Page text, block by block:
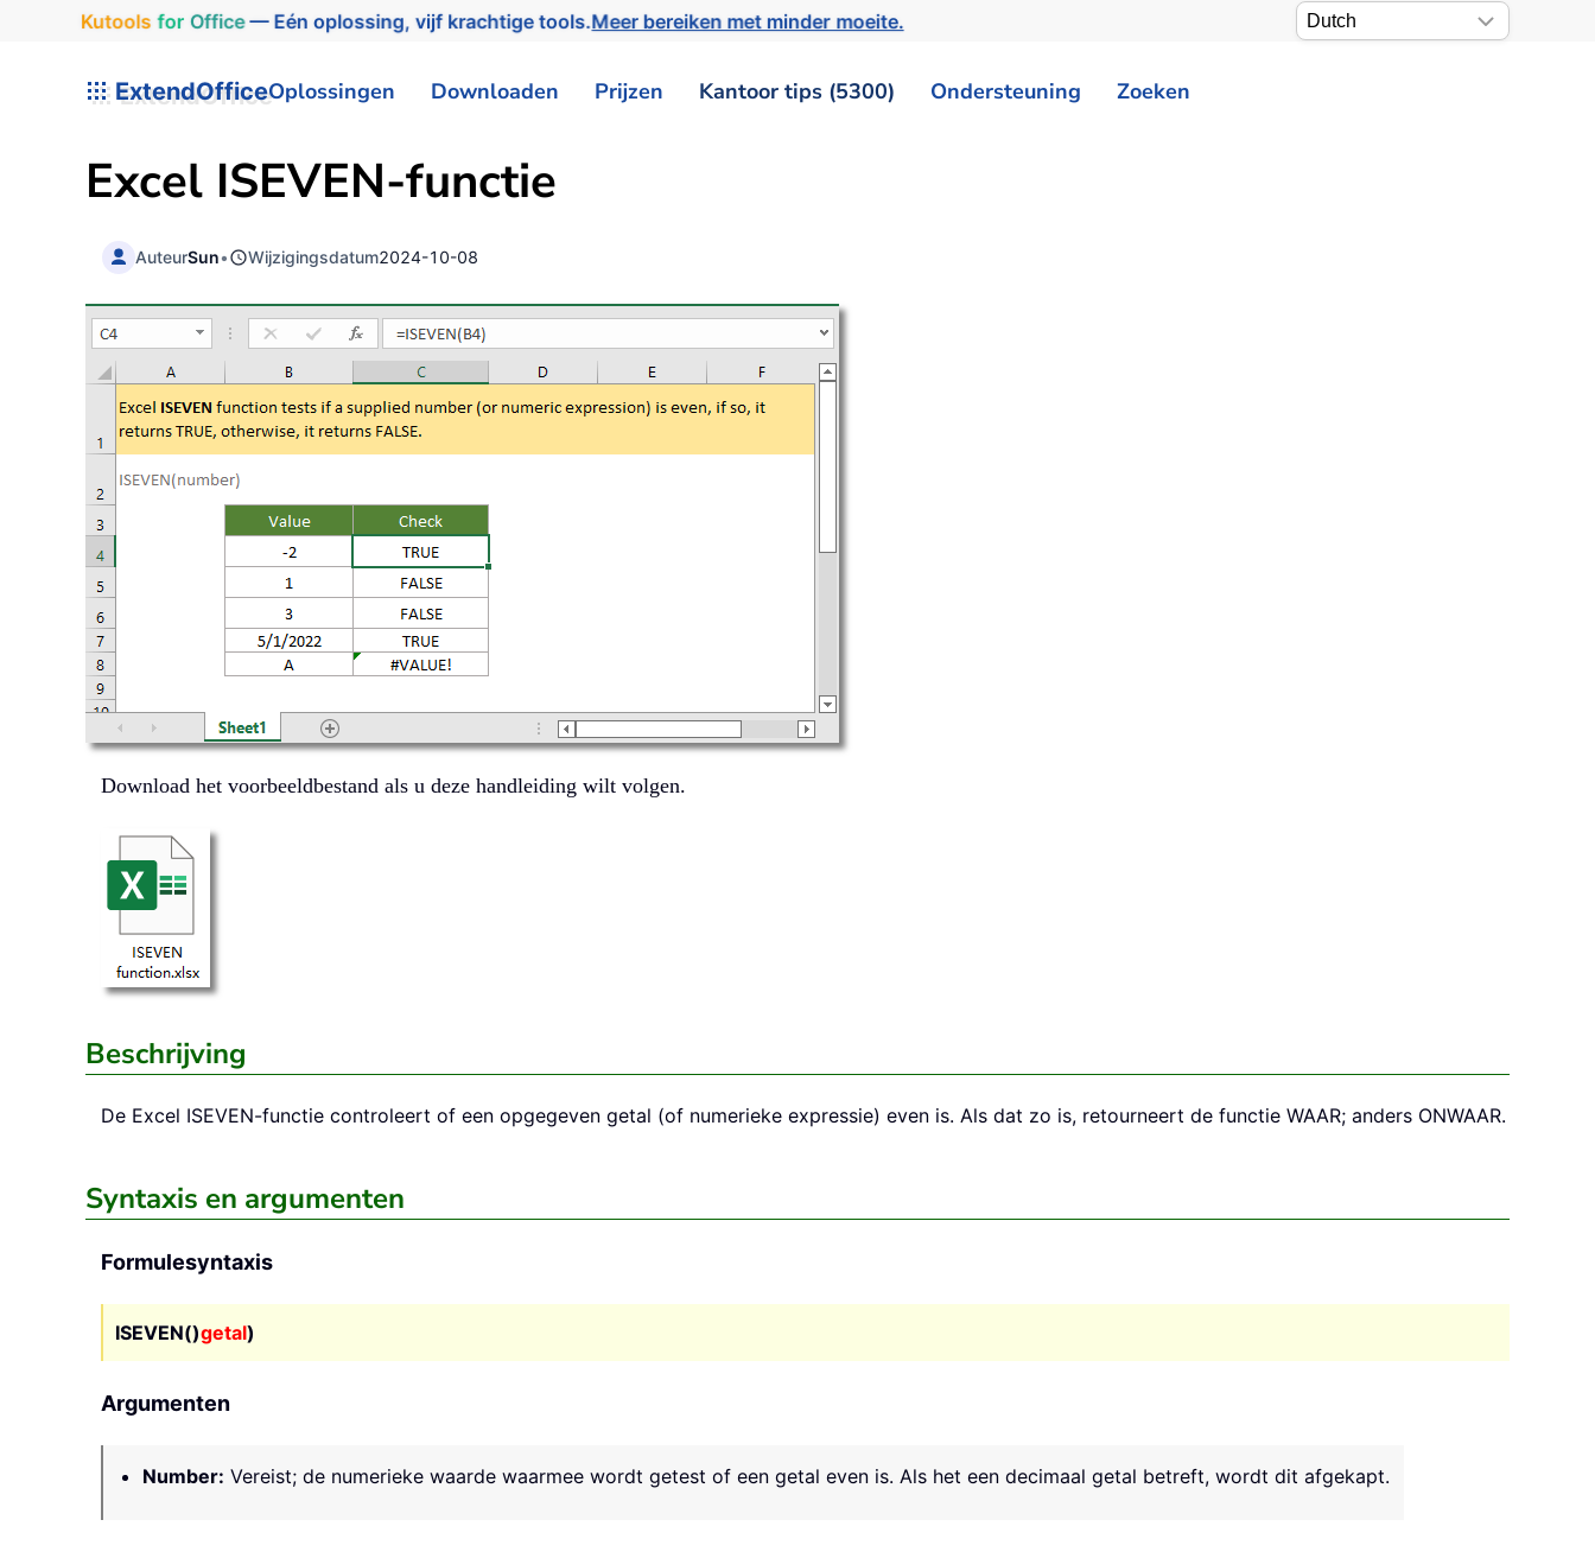
Kutools for Office— Eén oplossing, vijf krachtige tools.Meer bereiken met minder moeite.
ExtendOfficeOplossingen Downloaden Prijzen Kantoor tips (5300) Ondersteuning Zoeken
Excel ISEVEN-functie
AuteurSun• Wijzigingsdatum2024-10-08
Download het voorbeeldbestand als u deze handleiding wilt volgen.
Beschrijving
De Excel ISEVEN-functie controleert of een opgegeven getal (of numerieke expressie) even is. Als dat zo is, retourneert de functie WAAR; anders ONWAAR.
Syntaxis en argumenten
Formulesyntaxis
ISEVEN()getal)
Argumenten
Number: Vereist; de numerieke waarde waarmee wordt getest of een getal even is. Als het een decimaal getal betreft, wordt dit afgekapt.